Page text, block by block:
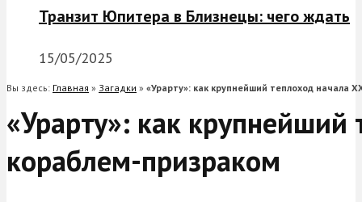
Транзит Юпитера в Близнецы: чего ждать
15/05/2025
Вы здесь: Главная » Загадки » «Урарту»: как крупнейший теплоход начала
«Урарту»: как крупнейший
кораблем-призраком